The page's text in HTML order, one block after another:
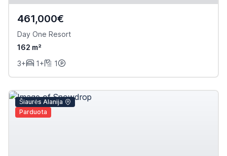
461,000€
Day One Resort
162 m²
3+
1+ 1
Šiaurės Alanija
Parduota